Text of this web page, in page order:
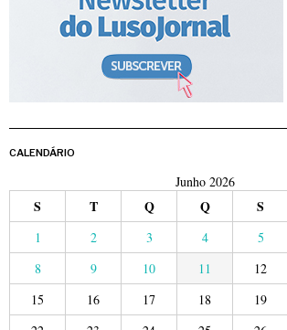
CALENDÁRIO
Junho 2026
S T Q Q S
1 2 3 4 5
8
9 10 11 12
15
16 17 18 19